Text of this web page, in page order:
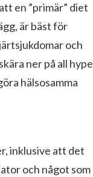
en ”primär” diet
är bäst för
och
ner på all hype
hälsosamma
inklusive att det
och något som